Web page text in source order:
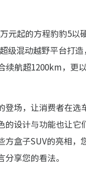
元起的方程豹豹5以
级混动越野平台打
续航超1200km，更
登场，让消费者在选
的设计与功能也让它
方盒子SUV的亮相，
享您的看法。